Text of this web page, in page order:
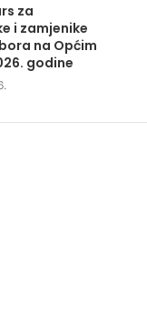
za
i zamjenike
na Općim
godine